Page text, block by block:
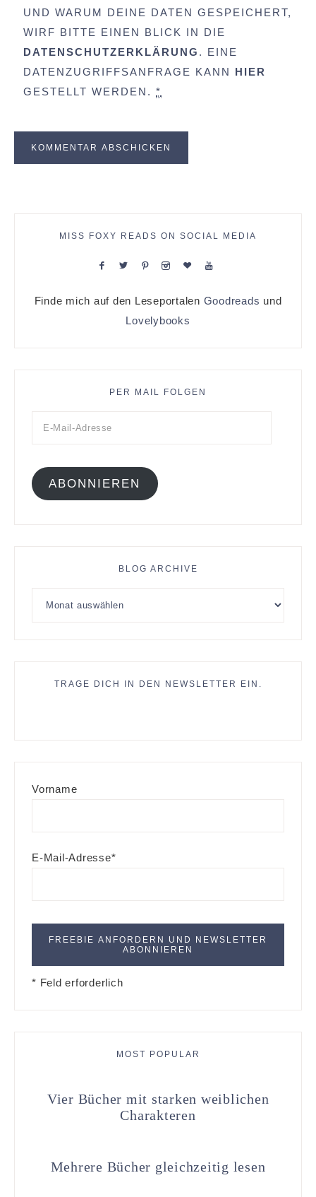
UND WARUM DEINE DATEN GESPEICHERT,
WIRF BITTE EINEN BLICK IN DIE
DATENSCHUTZERKLÄRUNG . EINE
DATENZUGRIFFSANFRAGE KANN HIER
GESTELLT WERDEN. *
MISS FOXY READS ON SOCIAL MEDIA
Finde mich auf den Leseportalen Goodreads und
Lovelybooks
PER MAIL FOLGEN
ABONNIEREN
BLOG ARCHIVE
TRAGE DICH IN DEN NEWSLETTER EIN.
Vorname
E-Mail-Adresse*
* Feld erforderlich
MOST POPULAR
Vier Bücher mit starken weiblichen
Charakteren
Mehrere Bücher gleichzeitig lesen